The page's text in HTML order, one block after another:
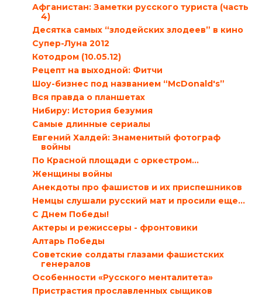
Афганистан: Заметки русского туриста (часть
4)
Десятка самых “злодейских злодеев” в кино
Супер-Луна 2012
Котодром (10.05.12)
Рецепт на выходной: Фитчи
Шоу-бизнес под названием “McDonald's”
Вся правда о планшетах
Нибиру: История безумия
Самые длинные сериалы
Евгений Халдей: Знаменитый фотограф
войны
По Красной площади с оркестром...
Женщины войны
Анекдоты про фашистов и их приспешников
Немцы слушали русский мат и просили еще…
С Днем Победы!
Актеры и режиссеры - фронтовики
Алтарь Победы
Советские солдаты глазами фашистских
генералов
Особенности «Русского менталитета»
Пристрастия прославленных сыщиков